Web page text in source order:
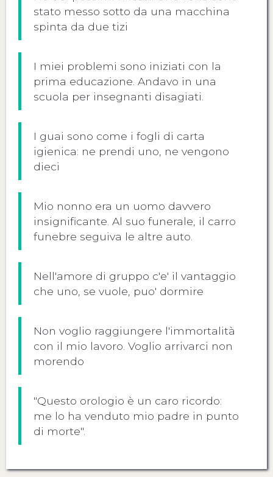
stato messo sotto da una macchina
spinta da due tizi
I miei problemi sono iniziati con la
prima educazione. Andavo in una
scuola per insegnanti disagiati.
I guai sono come i fogli di carta
igienica: ne prendi uno, ne vengono
dieci
Mio nonno era un uomo davvero
insignificante. Al suo funerale, il carro
funebre seguiva le altre auto.
Nell'amore di gruppo c'e' il vantaggio
che uno, se vuole, puo' dormire
Non voglio raggiungere l'immortalità
con il mio lavoro. Voglio arrivarci non
morendo
"Questo orologio è un caro ricordo:
me lo ha venduto mio padre in punto
di morte".